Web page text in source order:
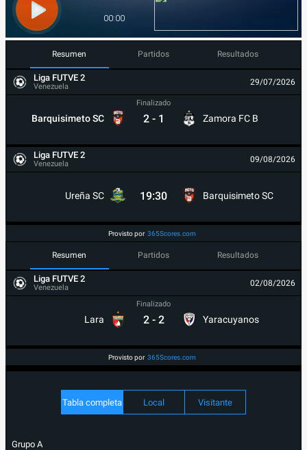
Resumen Partidos Resultados
Liga FUTVE 2
Venezuela 29/07/2026
Barquisimeto SC
Finalizado
2 - 1 Zamora FC B
Liga FUTVE 2
Venezuela 09/08/2026
Ureña SC 19:30 Barquisimeto SC
Provisto por 365Scores.com
Resumen Partidos Resultados
Liga FUTVE 2
Venezuela 02/08/2026
Lara
Finalizado
2 - 2 Yaracuyanos
Provisto por 365Scores.com
Tabla completa Local Visitante
Grupo A